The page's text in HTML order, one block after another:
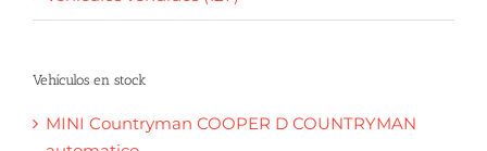
Vehículos en stock
MINI Countryman COOPER D COUNTRYMAN